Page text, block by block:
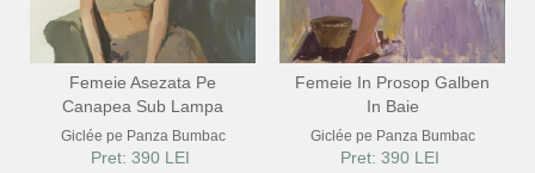
Femeie Asezata Pe
Canapea Sub Lampa
Giclée pe Panza Bumbac
Pret: 390 LEI
Femeie In Prosop Galben
In Baie
Giclée pe Panza Bumbac
Pret: 390 LEI